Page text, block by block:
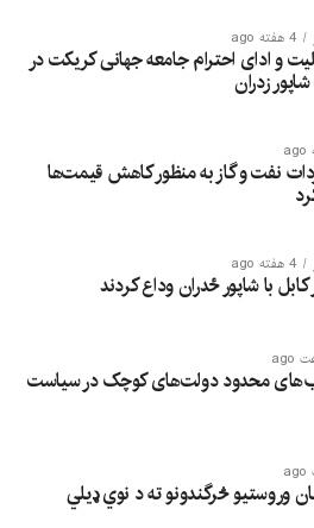
4 هفته ago
و ادای احترام جامعه جهانی کریکت در
زدران
نفت و گاز به منظور کاهش قیمت‌ها
4 هفته ago
با شاپور ځدران وداع کردند
محدود دولت‌های کوچک در سیاست
وروستیو څرگندونو ته د نوي ډیلي